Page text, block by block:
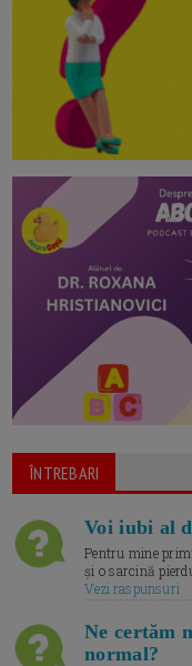
ÎNTREBARI
Voi iubi al
Pentru mine
și o sarcină
Vezi raspunsuri
Ne certăm
normal?